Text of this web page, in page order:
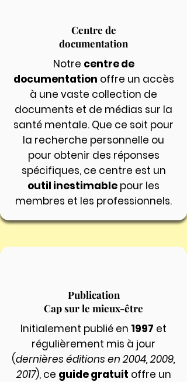
Centre de
documentation
​Notre centre de
documentation offre un accès
à une vaste collection de
documents et de médias sur la
santé mentale. Que ce soit pour
la recherche personnelle ou
pour obtenir des réponses
spécifiques, ce centre est un
outil inestimable pour les
membres et les professionnels.
Publication
Cap sur le mieux-être
Initialement publié en 1997 et
régulièrement mis à jour
(dernières éditions en 2004, 2009,
2017), ce guide gratuit offre un